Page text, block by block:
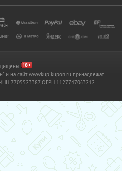
и на сайт www.kupikupon.ru принадлежат
7705523387, ОГРН 1127747063212